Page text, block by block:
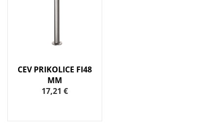
CEV PRIKOLICE FI48
MM
17,21 €